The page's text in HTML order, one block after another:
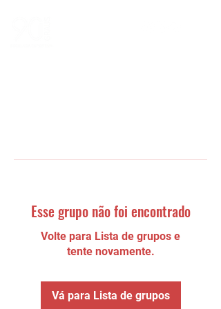
Esse grupo não foi encontrado
Volte para Lista de grupos e
tente novamente.
Vá para Lista de grupos